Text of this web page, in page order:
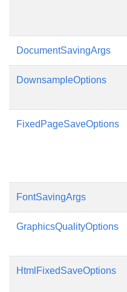
DocumentSavingArgs
DownsampleOptions
FixedPageSaveOptions
FontSavingArgs
GraphicsQualityOptions
HtmlFixedSaveOptions